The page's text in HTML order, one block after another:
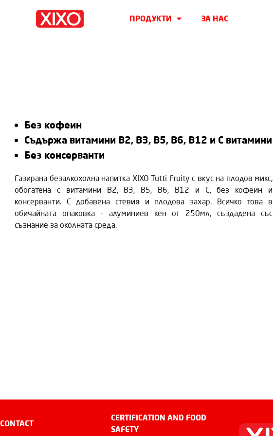
ПРОДУКТИ ЗА НАС
Без кофеин
Съдържа витамини B2, B3, B5, B6, B12 и C витамини
Без консерванти
Газирана безалкохолна напитка XIXO Tutti Fruity с вкус на плодов микс,
обогатена с витамини B2, B3, B5, B6, B12 и C, без кофеин и
консерванти. С добавена стевия и плодова захар. Всичко това в
обичайната опаковка – алуминиев кен от 250мл, създадена със
съзнание за околната среда.
CONTACT
CERTIFICATION AND FOOD
SAFETY